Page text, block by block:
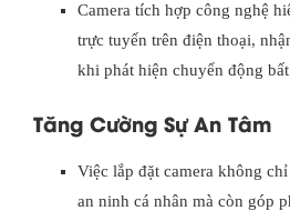
Camera tích hợp công nghệ
trực tuyến trên điện thoại,
khi phát hiện chuyển động
Tăng Cường Sự An Tâm
Việc lắp đặt camera không
an ninh cá nhân mà còn góp